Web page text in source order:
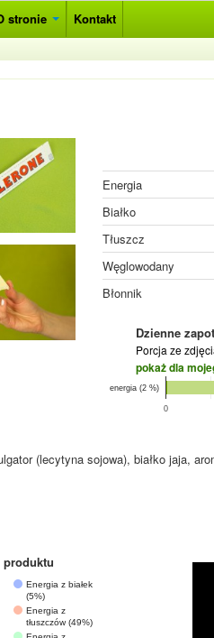
stronie Kontakt
Energia
Białko
Tłuszcz
Węglowodany
Błonnik
Dzienne
Porcja ze
pokaż dla
0
energia (2 %)
(lecytyna sojowa), białko jaja,
produktu
Energia z białek
(5%)
Energia z
tłuszczów (49%)